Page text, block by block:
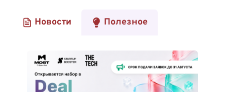
Новости Полезное